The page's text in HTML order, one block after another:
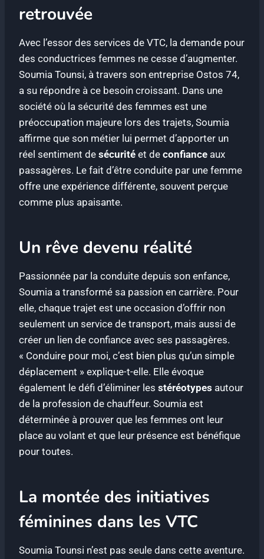
retrouvée
Avec l’essor des services de VTC, la demande pour
des conductrices femmes ne cesse d’augmenter.
Soumia Tounsi, à travers son entreprise Ostos 74,
a su répondre à ce besoin croissant. Dans une
société où la sécurité des femmes est une
préoccupation majeure lors des trajets, Soumia
affirme que son métier lui permet d’apporter un
réel sentiment de sécurité et de confiance aux
passagères. Le fait d’être conduite par une femme
offre une expérience différente, souvent perçue
comme plus apaisante.
Un rêve devenu réalité
Passionnée par la conduite depuis son enfance,
Soumia a transformé sa passion en carrière. Pour
elle, chaque trajet est une occasion d’offrir non
seulement un service de transport, mais aussi de
créer un lien de confiance avec ses passagères.
« Conduire pour moi, c’est bien plus qu’un simple
déplacement » explique-t-elle. Elle évoque
également le défi d’éliminer les stéréotypes autour
de la profession de chauffeur. Soumia est
déterminée à prouver que les femmes ont leur
place au volant et que leur présence est bénéfique
pour toutes.
La montée des initiatives
féminines dans les VTC
Soumia Tounsi n’est pas seule dans cette aventure.